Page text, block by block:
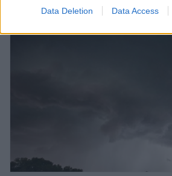
Data Deletion Data Access
naravnemu okolju